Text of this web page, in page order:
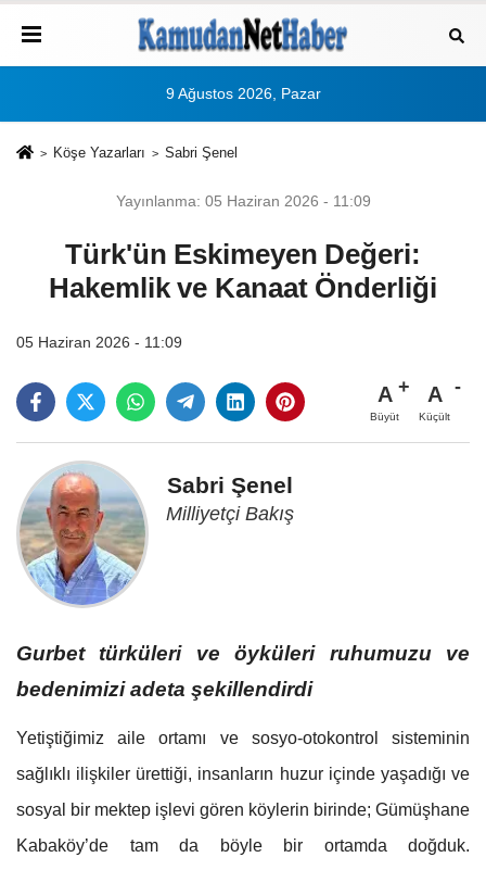
9 Ağustos 2026, Pazar
Köşe Yazarları Sabri Şenel
Yayınlanma: 05 Haziran 2026 - 11:09
Türk'ün Eskimeyen Değeri:
Hakemlik ve Kanaat Önderliği
05 Haziran 2026 - 11:09
A
Büyüt
A
Küçült
Sabri Şenel
Milliyetçi Bakış
Gurbet türküleri ve öyküleri ruhumuzu ve
bedenimizi adeta şekillendirdi
Yetiştiğimiz aile ortamı ve sosyo-otokontrol sisteminin
sağlıklı ilişkiler ürettiği, insanların huzur içinde yaşadığı ve
sosyal bir mektep işlevi gören köylerin birinde; Gümüşhane
Kabaköy’de tam da böyle bir ortamda doğduk.